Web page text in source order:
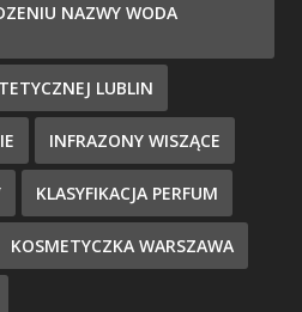
NAZWY WODA
LUBLIN
INFRAZONY WISZĄCE
KLASYFIKACJA PERFUM
KOSMETYCZKA WARSZAWA